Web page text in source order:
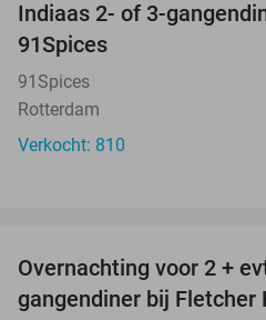
Indiaas 2- of 3-
91Spices
91Spices
Rotterdam
Verkocht: 810
Overnachting voor 2 +
gangendiner bij Fletcher